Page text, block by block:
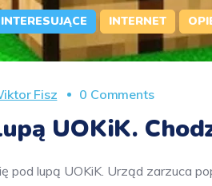
INTERESUJĄCE INTERNET
Fisz 0 Comments
UOKiK.
pod lupą UOKiK. Urząd zarzuca